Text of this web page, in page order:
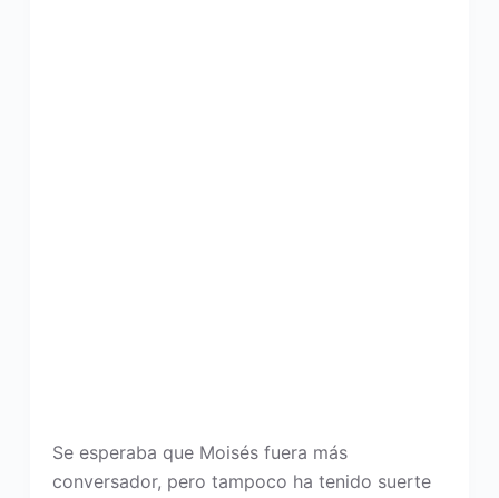
Se esperaba que Moisés fuera más
conversador, pero tampoco ha tenido suerte